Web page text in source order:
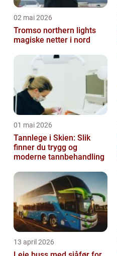
02 mai 2026
Tromso northern lights
magiske netter i nord
01 mai 2026
Tannlege i Skien: Slik
finner du trygg og
moderne tannbehandling
13 april 2026